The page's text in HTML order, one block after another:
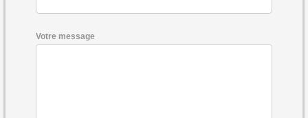
Votre message